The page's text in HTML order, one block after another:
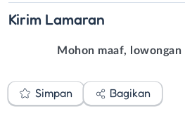
Kirim Lamaran
Mohon maaf,
Simpan Bagikan